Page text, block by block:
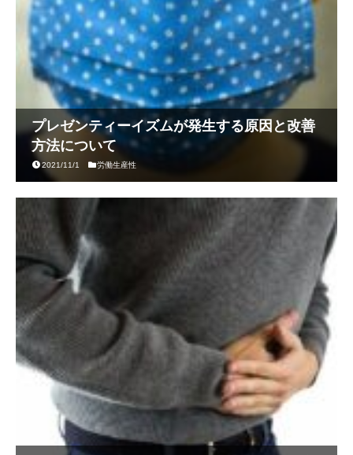
プレゼンティーイズムが発生する原因と改善
方法について
2021/11/1 労働生産性